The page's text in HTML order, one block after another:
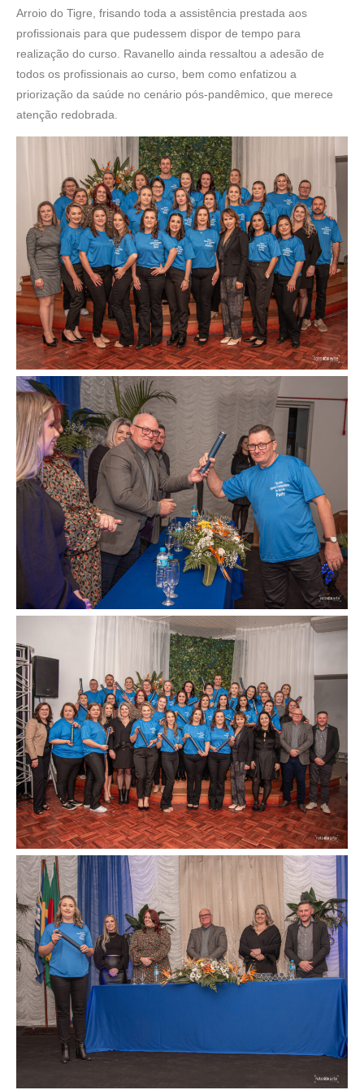
Arroio do Tigre, frisando toda a assistência prestada aos
profissionais para que pudessem dispor de tempo para
realização do curso. Ravanello ainda ressaltou a adesão de
todos os profissionais ao curso, bem como enfatizou a
priorização da saúde no cenário pós-pandêmico, que merece
atenção redobrada.